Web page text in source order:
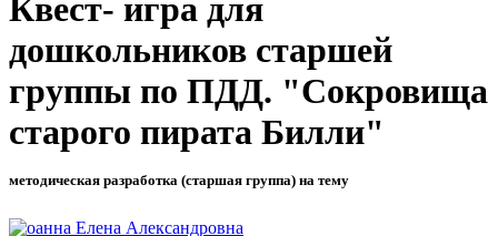
Квест- игра для
дошкольников старшей
группы по ПДД. "Сокровища
старого пирата Билли"
методическая разработка (старшая группа) на тему